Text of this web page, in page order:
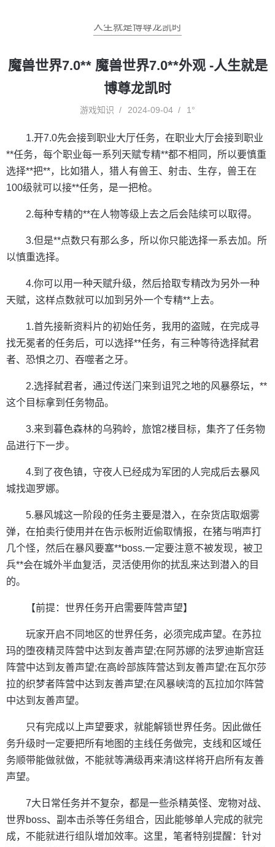
人生就是博尊龙凯时
魔兽世界7.0** 魔兽世界7.0**外观 -人生就是
博尊龙凯时
游戏知识 2024-09-04 1°
1.开7.0先会接到职业大厅任务，在职业大厅会接到职业
**任务，每个职业每一系列天赋专精**都不相同，所以要慎重
选择**把**，比如猎人，猎人有兽王、射击、生存，兽王在
100级就可以接**任务，是一把枪。
2.每种专精的**在人物等级上去之后会陆续可以取得。
3.但是**点数只有那么多，所以你只能选择一系去加。所
以慎重选择。
4.你可以用一种天赋升级，然后拾取专精改为另外一种
天赋，这样点数就可以加到另外一个专精**上去。
1.首先接新资料片的初始任务，我用的盗贼，在完成寻
找无冕者的任务后，可以选择**任务，有三种等待选择弑君
者、恐惧之刃、吞噬者之牙。
2.选择弑君者，通过传送门来到诅咒之地的风暴祭坛，**
这个目标拿到任务物品。
3.来到暮色森林的乌鸦岭，旅馆2楼目标，集齐了任务物
品进行下一步。
4.到了夜色镇，守夜人已经成为军团的人完成后去暴风
城找迦罗娜。
5.暴风城这一阶段的任务主要是潜入，在杂货店取烟雾
弹，在拍卖行使用并在告示板附近偷取情报，在猪与哨声打
几个怪，然后在暴风要塞**boss.一定要注意不被发现，被卫
兵**会在城外半血复活，灵活使用你的扰乱来达到潜入的目
的。
【前提：世界任务开启需要阵营声望】
玩家开启不同地区的世界任务，必须完成声望。在苏拉
玛的堕夜精灵阵营中达到友善声望;在阿苏娜的法罗迪斯宫廷
阵营中达到友善声望;在高岭部族阵营达到友善声望;在瓦尔莎
拉的织梦者阵营中达到友善声望;在风暴峡湾的瓦拉加尔阵营
中达到友善声望。
只有完成以上声望要求，就能解锁世界任务。因此做任
务升级时一定要把所有地图的主线任务做完，支线和区域任
务顺带能做就做，不能就等满级再来清!这样将开启所有友善
声望。
7大日常任务并不复杂，都是一些杀精英怪、宠物对战、
世界boss、副本击杀等任务组合，因此能够单人完成的就完
成，不能就进行组队增加效率。这里，笔者特别提醒：针对